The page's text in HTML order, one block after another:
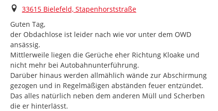
Ort
33615 Bielefeld, Stapenhorststraße
Guten Tag,
der Obdachlose ist leider nach wie vor unter dem OWD
ansässig.
Mittlerweile liegen die Gerüche eher Richtung Kloake und
nicht mehr bei Autobahnunterführung.
Darüber hinaus werden allmählich wände zur Abschirmung
gezogen und in Regelmäßigen abständen feuer entzündet.
Das alles natürlich neben dem anderen Müll und Scherben
die er hinterlässt.